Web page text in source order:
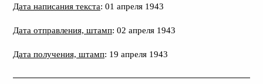
Дата написания текста: 01 апреля 1943
Дата отправления, штамп: 02 апреля 1943
Дата получения, штамп: 19 апреля 1943